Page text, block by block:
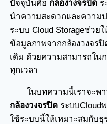
ปัจจุบันคือ กล้องวงจรปิด ร
นำความสะดวกและความ
ระบบ Cloud Storageช่วย
ข้อมูลภาพจากกล้องวงจร
เดิม ด้วยความสามารถใน
ทุกเวลา
ในบทความนี้เราจะพ
กล้องวงจรปิด ระบบCloud
ใช้ระบบนี้ให้เหมาะสมกับ